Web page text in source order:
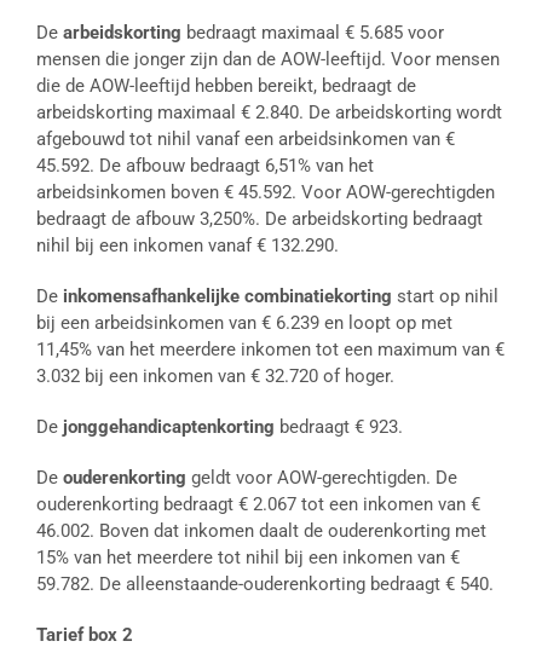
De arbeidskorting bedraagt maximaal € 5.685 voor
mensen die jonger zijn dan de AOW-leeftijd. Voor mensen
die de AOW-leeftijd hebben bereikt, bedraagt de
arbeidskorting maximaal € 2.840. De arbeidskorting wordt
afgebouwd tot nihil vanaf een arbeidsinkomen van €
45.592. De afbouw bedraagt 6,51% van het
arbeidsinkomen boven € 45.592. Voor AOW-gerechtigden
bedraagt de afbouw 3,250%. De arbeidskorting bedraagt
nihil bij een inkomen vanaf € 132.290.
De inkomensafhankelijke combinatiekorting start op nihil
bij een arbeidsinkomen van € 6.239 en loopt op met
11,45% van het meerdere inkomen tot een maximum van €
3.032 bij een inkomen van € 32.720 of hoger.
De jonggehandicaptenkorting bedraagt € 923.
De ouderenkorting geldt voor AOW-gerechtigden. De
ouderenkorting bedraagt € 2.067 tot een inkomen van €
46.002. Boven dat inkomen daalt de ouderenkorting met
15% van het meerdere tot nihil bij een inkomen van €
59.782. De alleenstaande-ouderenkorting bedraagt € 540.
Tarief box 2